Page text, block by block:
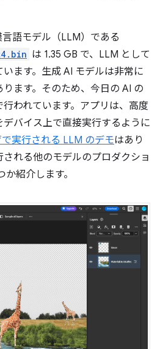
語モデル（LLM）である
は 1.35 GB で、LLM として
ます。生成 AI モデルは非常に
ます。そのため、今日の AI の
われています。アプリは、高度
バイス上で直接実行するように
実行される LLM のデモはあり
れる他のモデルのプロダクショ
紹介します。